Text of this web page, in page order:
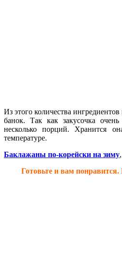
Из этого количества
банок. Так как закусочка
несколько порций. Хранится
температуре.
Баклажаны по-корейски на зиму
Готовьте и вам